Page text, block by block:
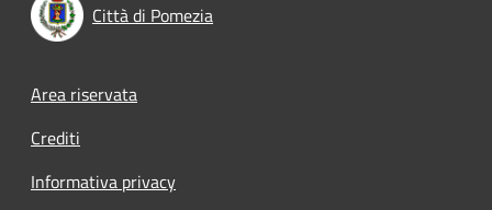
Città di Pomezia
Footer menu
Area riservata
Crediti
Informativa privacy